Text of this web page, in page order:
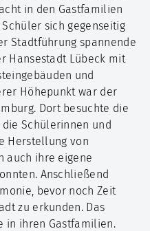
in den Gastfamilien
sich gegenseitig
Stadtführung spannende
Hansestadt Lübeck mit
und
Höhepunkt war der
Dort besuchte die
die Schülerinnen und
Herstellung von
auch ihre eigene
Anschließend
bevor noch Zeit
zu erkunden. Das
in ihren Gastfamilien.